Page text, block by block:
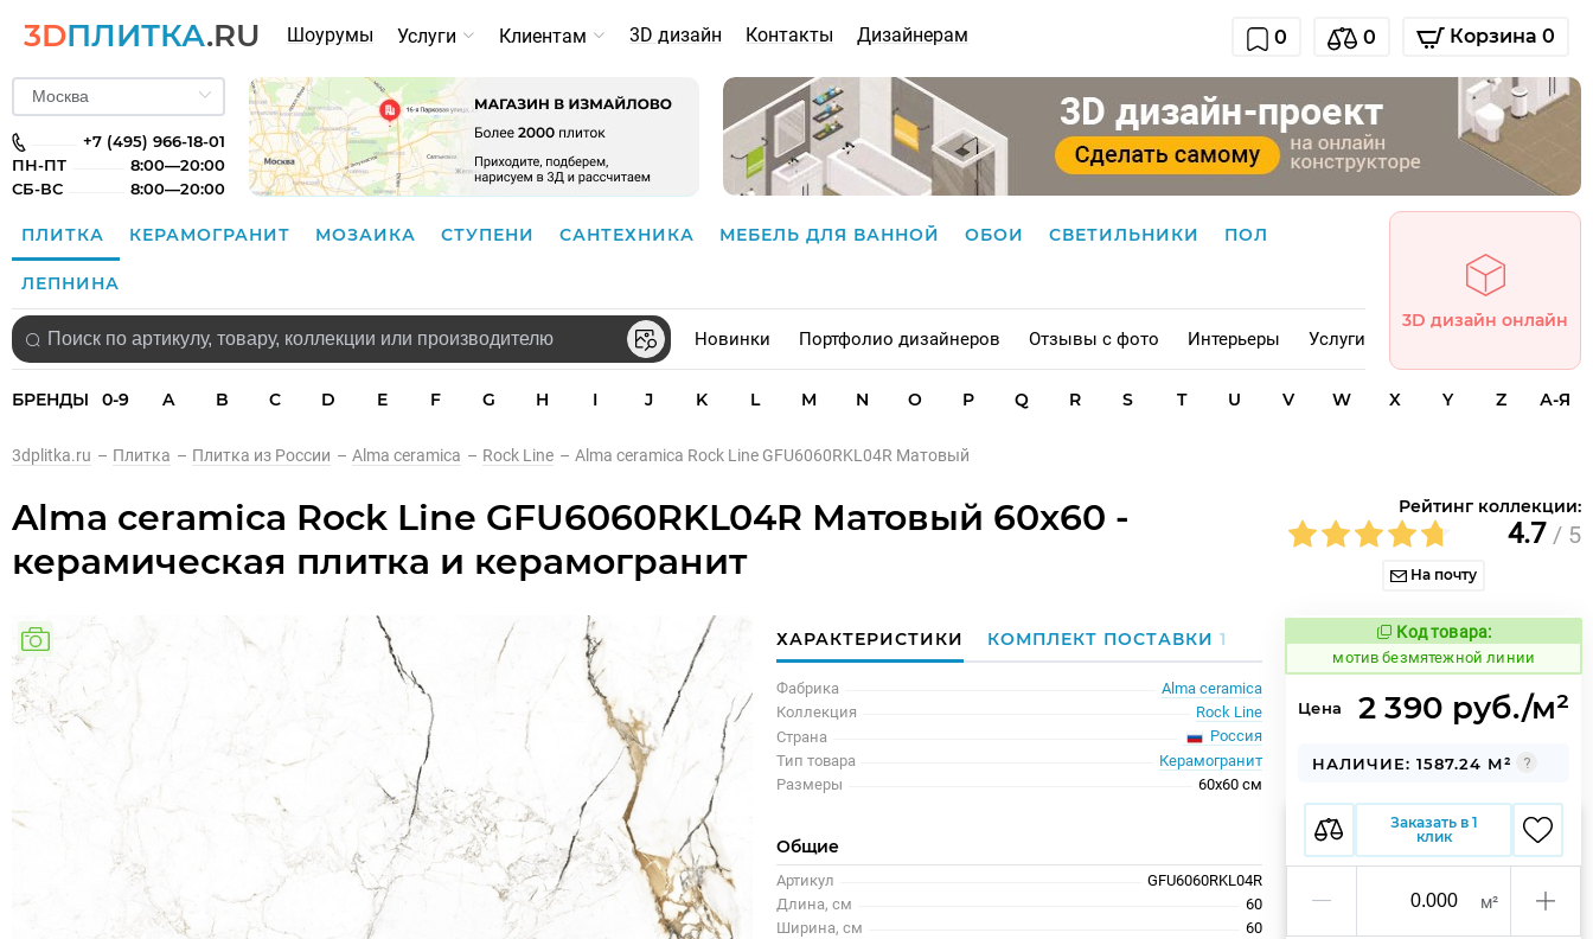
3DПЛИТКА.RU Шоурумы Услуги Клиентам 3D дизайн Контакты Дизайнерам 0 0 Корзина 0
+7 (495) 966-18-01
ПН-ПТ
8:00—20:00
СБ-ВС
8:00—20:00
ПЛИТКА КЕРАМОГРАНИТ МОЗАИКА СТУПЕНИ САНТЕХНИКА МЕБЕЛЬ ДЛЯ ВАННОЙ ОБОИ СВЕТИЛЬНИКИ ПОЛ
ЛЕПНИНА
Новинки Портфолио дизайнеров Отзывы с фото Интерьеры Услуги
3D дизайн онлайн
БРЕНДЫ 0-9 A B C D E F G H I J K L M N O P Q R S T U V W X Y Z А-Я
3dplitka.ru – Плитка – Плитка из России – Alma ceramica – Rock Line – Alma ceramica Rock Line GFU6060RKL04R Матовый
Alma ceramica Rock Line GFU6060RKL04R Матовый 60x60 -
керамическая плитка и керамогранит
Рейтинг коллекции:
4.7 / 5
На почту
ХАРАКТЕРИСТИКИ КОМПЛЕКТ ПОСТАВКИ1
Фабрика
Alma ceramica
Коллекция
Rock Line
Страна
Россия
Тип товара
Керамогранит
Размеры
60x60 см
Общие
Артикул
GFU6060RKL04R
Длина, см
60
Ширина, см
60
Код товара:
1031794 Код товара:
мотив безмятежной линии
Цена 2 390 руб./м²
НАЛИЧИЕ: 1587.24 М²
Заказать в 1
клик
м²